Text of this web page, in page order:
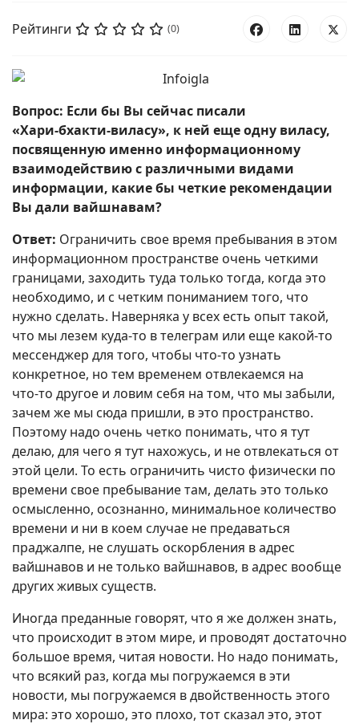
Рейтинги (0)
Вопрос: Если бы Вы сейчас писали
«Хари‑бхакти‑виласу», к ней еще одну виласу,
посвященную именно информационному
взаимодействию с различными видами
информации, какие бы четкие рекомендации
Вы дали вайшнавам?
Ответ: Ограничить свое время пребывания в этом
информационном пространстве очень четкими
границами, заходить туда только тогда, когда это
необходимо, и с четким пониманием того, что
нужно сделать. Наверняка у всех есть опыт такой,
что мы лезем куда‑то в телеграм или еще какой‑то
мессенджер для того, чтобы что‑то узнать
конкретное, но тем временем отвлекаемся на
что‑то другое и ловим себя на том, что мы забыли,
зачем же мы сюда пришли, в это пространство.
Поэтому надо очень четко понимать, что я тут
делаю, для чего я тут нахожусь, и не отвлекаться от
этой цели. То есть ограничить чисто физически по
времени свое пребывание там, делать это только
осмысленно, осознанно, минимальное количество
времени и ни в коем случае не предаваться
праджалпе, не слушать оскорбления в адрес
вайшнавов и не только вайшнавов, в адрес вообще
других живых существ.
Иногда преданные говорят, что я же должен знать,
что происходит в этом мире, и проводят достаточно
большое время, читая новости. Но надо понимать,
что всякий раз, когда мы погружаемся в эти
новости, мы погружаемся в двойственность этого
мира: это хорошо, это плохо, тот сказал это, этот